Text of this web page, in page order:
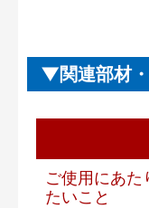
関連部材
ご使用にあた
たいこと